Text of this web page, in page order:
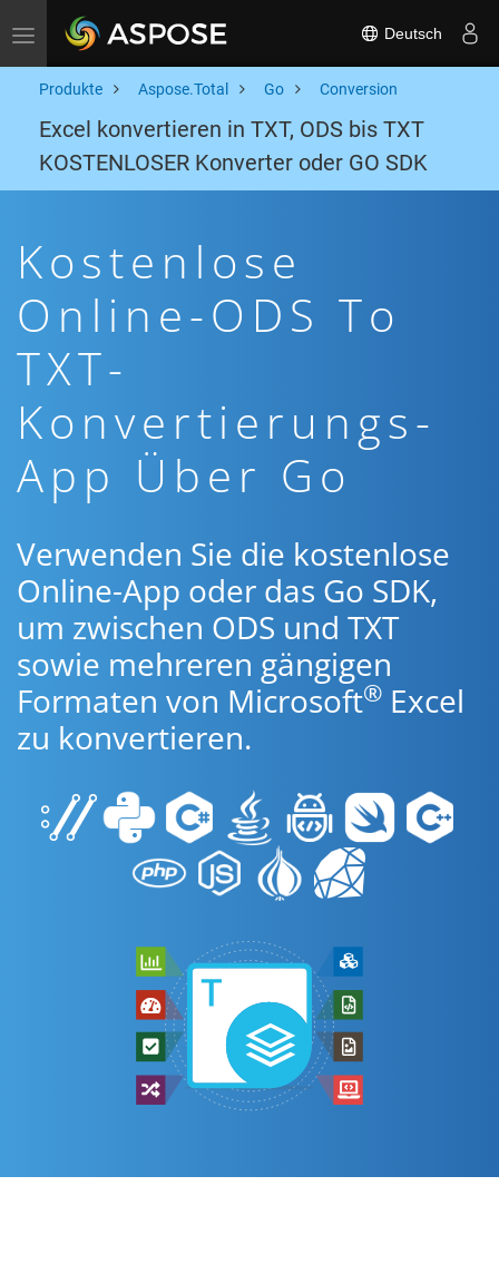
Toggle navigation Deutsch
Produkte Aspose.Total Go Conversion
Excel konvertieren in TXT, ODS bis TXT
KOSTENLOSER Konverter oder GO SDK
Kostenlose
Online-ODS To
TXT-
Konvertierungs-
App Über Go
Verwenden Sie die kostenlose
Online-App oder das Go SDK,
um zwischen ODS und TXT
sowie mehreren gängigen
Formaten von Microsoft® Excel
zu konvertieren.